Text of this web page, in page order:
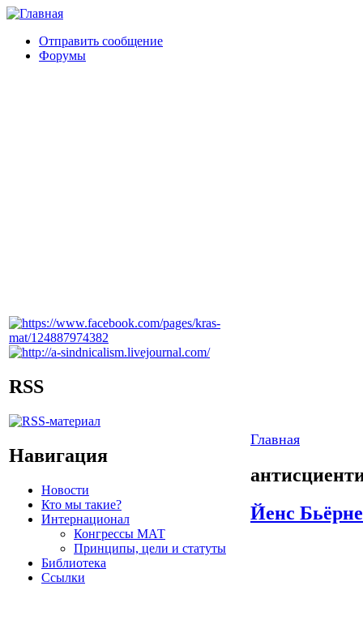
Отправить сообщение
Форумы
RSS
Навигация
Новости
Кто мы такие?
Интернационал
Конгрессы МАТ
Принципы, цели и статуты
Библиотека
Ссылки
Главная
Йенс